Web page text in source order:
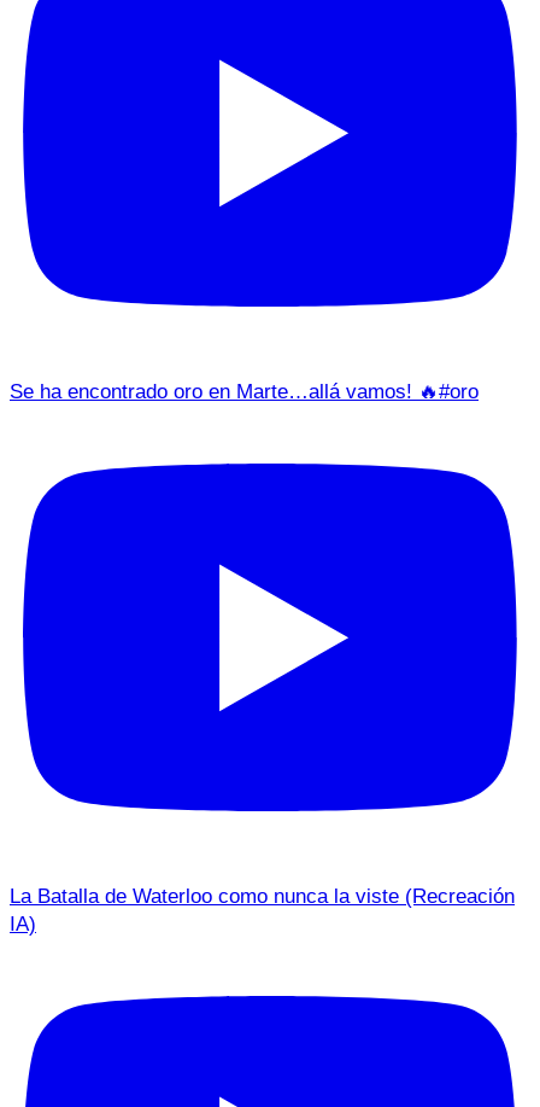
Se ha encontrado oro en Marte…allá vamos! 🔥#oro
La Batalla de Waterloo como nunca la viste (Recreación
IA)